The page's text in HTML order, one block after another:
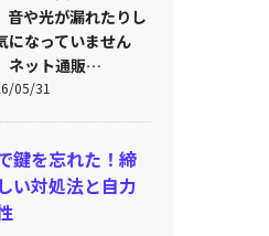
音や光が漏れたりし
になっていません
ネット通販…
05/31
鍵を忘れた！締
い対処法と自力